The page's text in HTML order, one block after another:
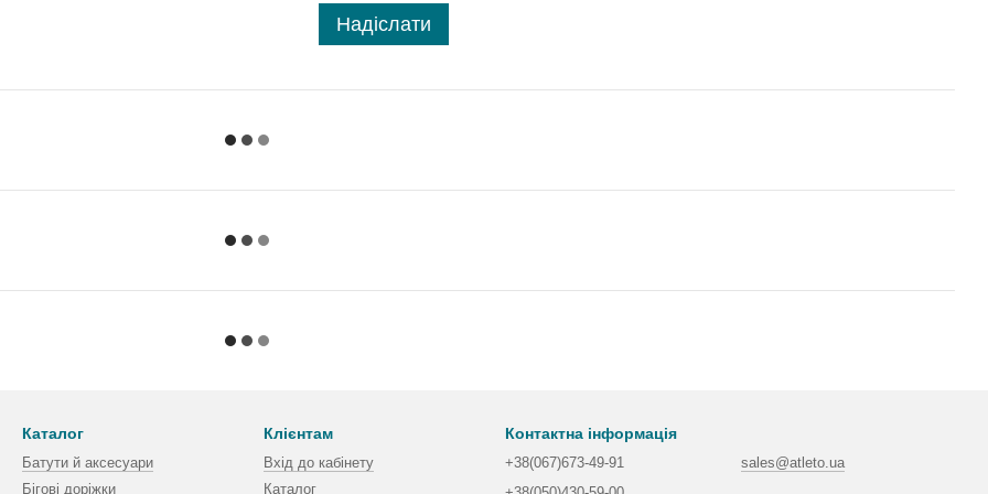
Надіслати
Каталог
Батути й аксесуари
Бігові доріжки
Клієнтам
Вхід до кабінету
Каталог
Контактна інформація
+38(067)673-49-91
sales@atleto.ua